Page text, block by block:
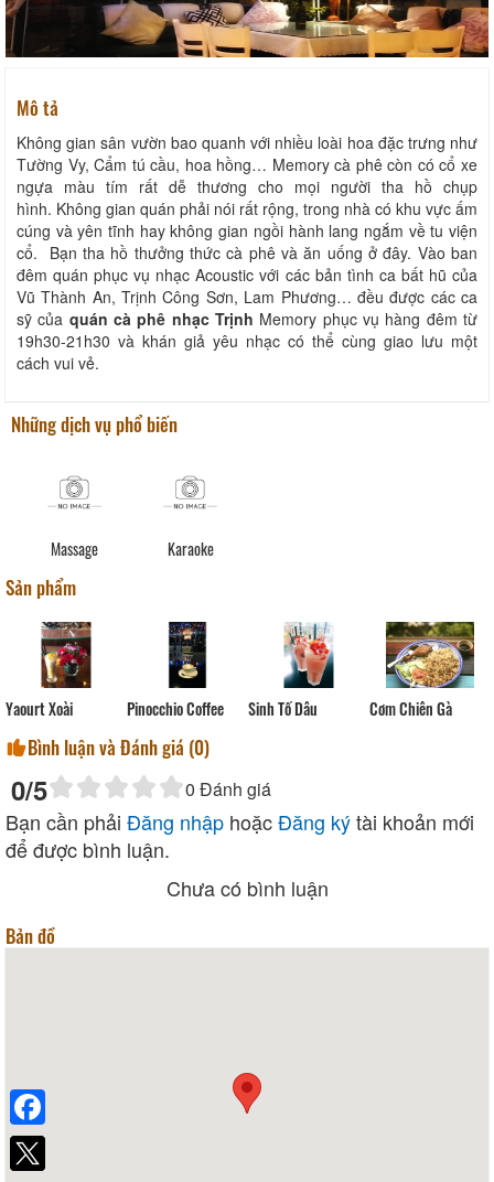
Mô tả
Không gian sân vườn bao quanh với nhiều loài hoa đặc trưng như
Tường Vy, Cẩm tú cầu, hoa hồng… Memory cà phê còn có cổ xe
ngựa màu tím rất dễ thương cho mọi người tha hồ chụp
hình. Không gian quán phải nói rất rộng, trong nhà có khu vực ấm
cúng và yên tĩnh hay không gian ngồi hành lang ngắm về tu viện
cổ. Bạn tha hồ thưởng thức cà phê và ăn uống ở đây. Vào ban
đêm quán phục vụ nhạc Acoustic với các bản tình ca bất hũ của
Vũ Thành An, Trịnh Công Sơn, Lam Phương… đều được các ca
sỹ của quán cà phê nhạc Trịnh Memory phục vụ hàng đêm từ
19h30-21h30 và khán giả yêu nhạc có thể cùng giao lưu một
cách vui vẻ.
Những dịch vụ phổ biến
Massage Karaoke
Sản phẩm
Yaourt Xoài Pinocchio Coffee Sinh Tố Dâu Cơm Chiên Gà
Bình luận và Đánh giá (0)
0/5 0 Đánh giá
Bạn cần phải Đăng nhập hoặcĐăng kýtài khoản mới
để được bình luận.
Chưa có bình luận
Bản đồ
Facebook